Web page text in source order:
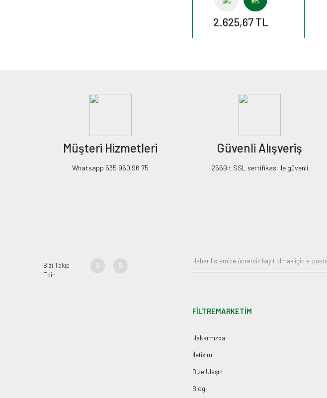
2.625,67 TL
Müşteri Hizmetleri
Whatsapp 535 960 96 75
Güvenli Alışveriş
256Bit SSL sertifikası ile güvenli
Bizi Takip
Edin
FİLTREMARKETİM
Hakkımızda
İletişim
Bize Ulaşın
Blog